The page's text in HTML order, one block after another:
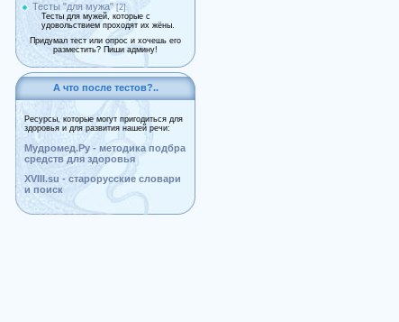
Тесты "для мужа" [2]
Тесты для мужей, которые с
удовольствием проходят их жёны.
Придумал тест или опрос и хочешь его
разместить? Пиши админу!
А что после тестов?..
Ресурсы, которые могут пригодиться для
здоровья и для развития нашей речи:
Мудромед.Ру - методика подбра
средств для здоровья
XVIII.su - старорусские словари
и поиск